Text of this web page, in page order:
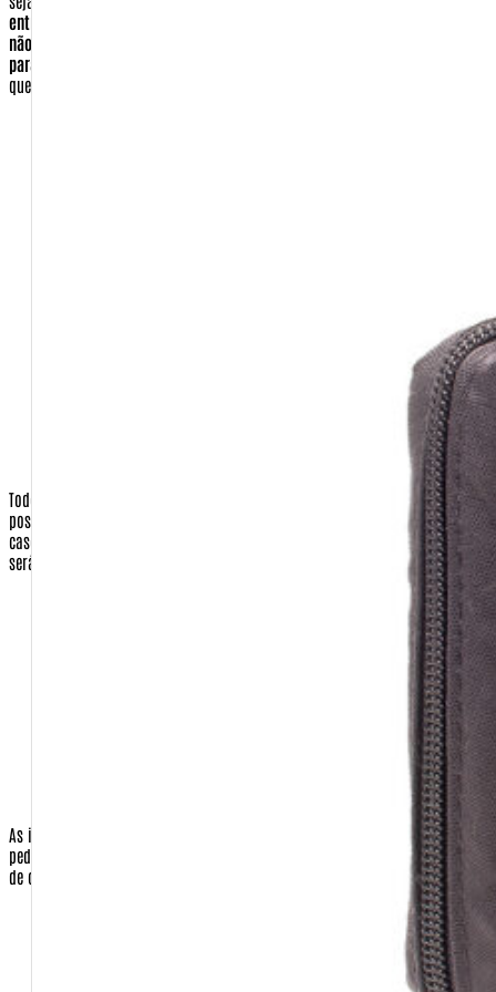
entrega novamente de forma gratuita e não o fará. Por esse motivo e para
não ter um custo a mais, certifique-se de que seu endereço esta correto
para a entrega.
que o comprador seja identificado.
Todos os dados de endereçamento são utilizados apenas para que
possamos enviar os produtos requisitados pelo cliente, ou a nota fiscal, em
caso de presente para terceiros.
Nenhuma correspondência promocional
será enviada sem o consentimento do cliente.
Operadora do Cartão de Crédito (apenas quando a opção de
Número do Cartão de Crédito (apenas quando a opção de
Código de Segurança do Cartão de Crédito (apenas quando a
Validade do cartão (apenas quando a opção de pagamento
As informações do cartão de crédito são necessárias para o faturamento do
pedido, apenas quando o cliente for efetuar o pagamento com o seu cartão
de crédito.No caso de envio de sua compra para terceiros:
Nome completo da pessoa que receberá a encomenda.